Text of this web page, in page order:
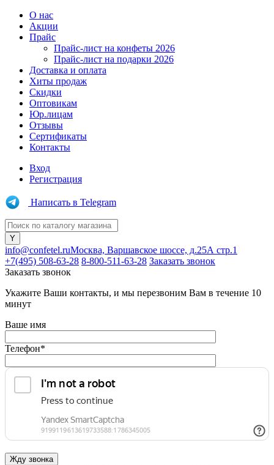
О нас
Акции
Прайс
Прайс-лист на конфеты 2026
Прайс-лист на подарки 2026
Доставка и оплата
Хиты продаж
Скидки
Оптовикам
Юр.лицам
Отзывы
Сертификаты
Контакты
Вход
Регистрация
Написать в Telegram
info@confetel.ruМосква, Варшавское шоссе, д.25А стр.1
+7(495) 508-63-28 8-800-511-63-28 Заказать звонок
Заказать звонок
Укажите Ваши контакты, и мы перезвоним Вам в течение 10
минут
Ваше имя
Телефон*